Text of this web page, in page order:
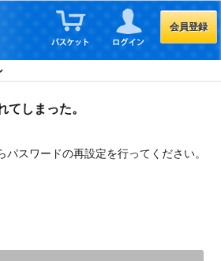
会員登録
てしまった。
パスワードの再設定を行ってください。